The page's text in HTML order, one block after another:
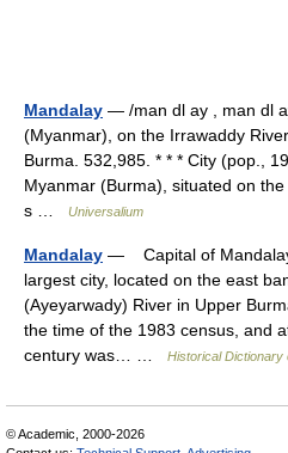
Mandalay — /man dl ay , man dl
(Myanmar), on the Irrawaddy
Burma. 532,985. * * * City (pop.,
Myanmar (Burma), situated on
s …
Universalium
Mandalay — Capital of Mandalay
largest city, located on the east
(Ayeyarwady) River in Upper
the time of the 1983 census, and
century was… …
Historical Dictionary
© Academic, 2000-2026